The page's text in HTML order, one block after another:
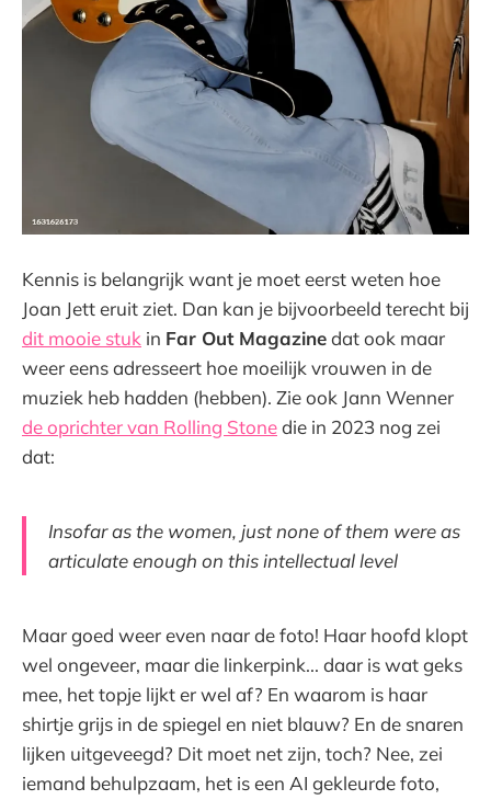
Kennis is belangrijk want je moet eerst weten hoe
Joan Jett eruit ziet. Dan kan je bijvoorbeeld terecht bij
dit mooie stuk in Far Out Magazinedat ook maar
weer eens adresseert hoe moeilijk vrouwen in de
muziek heb hadden (hebben). Zie ook Jann Wenner
de oprichter van Rolling Stonedie in 2023 nog zei
dat:
Insofar as the women, just none of them were as
articulate enough on this intellectual level
Maar goed weer even naar de foto! Haar hoofd klopt
wel ongeveer, maar die linkerpink... daar is wat geks
mee, het topje lijkt er wel af? En waarom is haar
shirtje grijs in de spiegel en niet blauw? En de snaren
lijken uitgeveegd? Dit moet net zijn, toch? Nee, zei
iemand behulpzaam, het is een AI gekleurde foto,